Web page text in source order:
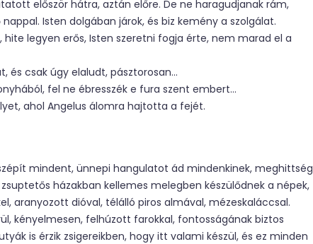
először hátra, aztán előre. De ne haragudjanak rám,
Isten dolgában járok, és biz kemény a szolgálat.
legyen erős, Isten szeretni fogja érte, nem marad el a
és csak úgy elaludt, pásztorosan…
fel ne ébresszék e fura szent embert…
ahol Angelus álomra hajtotta a fejét.
mindent, ünnepi hangulatot ád mindenkinek, meghittség
házakban kellemes melegben készülődnek a népek,
aranyozott dióval, télálló piros almával, mézeskaláccsal.
kényelmesen, felhúzott farokkal, fontosságának biztos
is érzik zsigereikben, hogy itt valami készül, és ez minden